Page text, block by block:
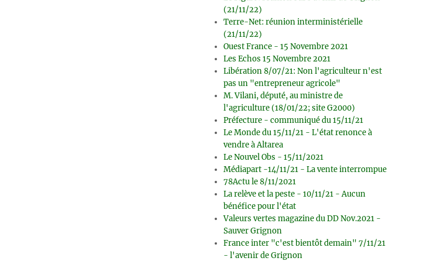
(21/11/22)
Terre-Net: réunion interministérielle
(21/11/22)
Ouest France - 15 Novembre 2021
Les Echos 15 Novembre 2021
Libération 8/07/21: Non l'agriculteur n'est
pas un "entrepreneur agricole"
M. Vilani, député, au ministre de
l'agriculture (18/01/22; site G2000)
Préfecture - communiqué du 15/11/21
Le Monde du 15/11/21 - L'état renonce à
vendre à Altarea
Le Nouvel Obs - 15/11/2021
Médiapart -14/11/21 - La vente interrompue
78Actu le 8/11/2021
La relève et la peste - 10/11/21 - Aucun
bénéfice pour l'état
Valeurs vertes magazine du DD Nov.2021 -
Sauver Grignon
France inter "c'est bientôt demain" 7/11/21
- l'avenir de Grignon